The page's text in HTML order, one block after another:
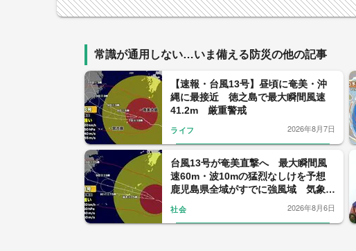
常識が通用しない…いま備える防災の他の記事
【速報・台風13号】昼頃に奄美・沖
縄に最接近 徳之島で最大瞬間風速
41.2m 厳重警戒
ライフ 2026年8月7日
台風13号が奄美直撃へ 最大瞬間風
速60m・波10mの猛烈なしけを予想
鹿児島県全域がすでに強風域 気象予
社会 2026年8月6日